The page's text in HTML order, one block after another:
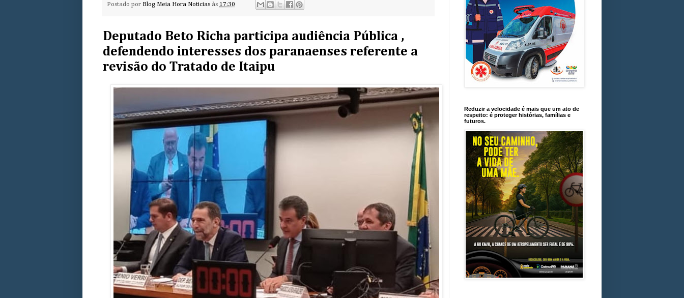
Postado por Blog Meia Hora Noticias às 17:30
Deputado Beto Richa participa audiência Pública ,
defendendo interesses dos paranaenses referente a
revisão do Tratado de Itaipu
Reduzir a velocidade é mais que um ato de
respeito: é proteger histórias, famílias e
futuros.